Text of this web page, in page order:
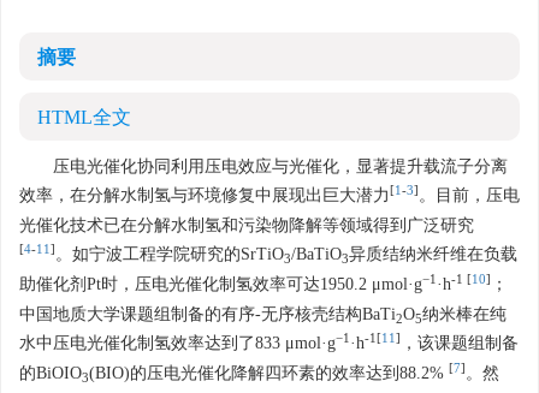
摘要
HTML全文
压电光催化协同利用压电效应与光催化，显著提升载流子分离
效率，在分解水制氢与环境修复中展现出巨大潜力 [1 -3] 。目前，压电
光催化技术已在分解水制氢和污染物降解等领域得到广泛研究
[4-11 ] 。如宁波工程学院研究的SrTiO3/BaTiO3异质结纳米纤维在负载
助催化剂Pt时，压电光催化制氢效率可达1950.2 μmol·g−1 ·h-1 [10]
；
中国地质大学课题组制备的有序-无序核壳结构BaTi2O5纳米棒在纯
水中压电光催化制氢效率达到了833 μmol·g−1 ·h-1[11 ]
，该课题组制备
的BiOIO3(BIO)的压电光催化降解四环素的效率达到88.2% [7] 。然